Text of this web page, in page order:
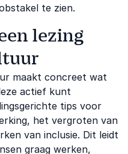
te zien.
lezing
maakt concreet wat
actief kunt
tips voor
het vergroten van
van inclusie. Dit leidt
graag werken,